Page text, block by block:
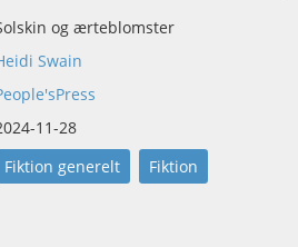
og ærteblomster
Swain
11-28
Fiktion generelt Fiktion